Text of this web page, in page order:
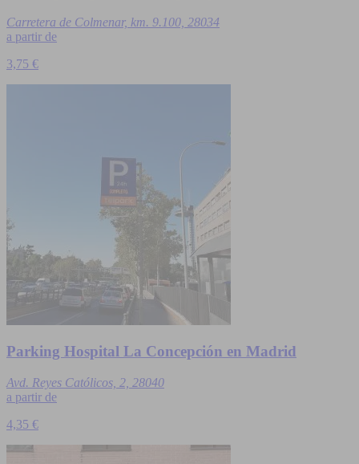
Carretera de Colmenar, km. 9.100, 28034
a partir de
3,75 €
Parking Hospital La Concepción en Madrid
Avd. Reyes Católicos, 2, 28040
a partir de
4,35 €